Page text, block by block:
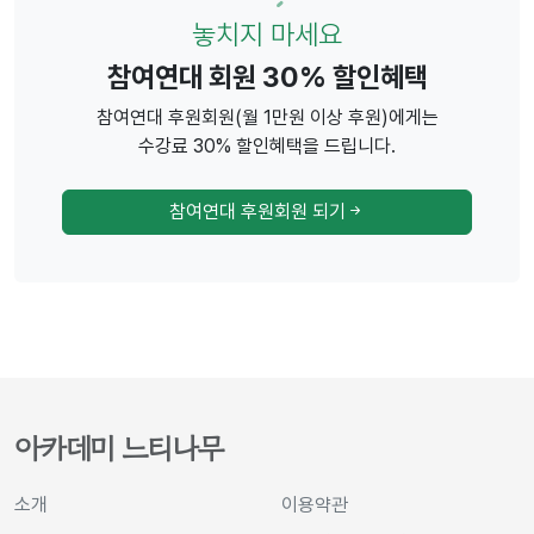
놓치지 마세요
참여연대 회원 30% 할인혜택
참여연대 후원회원(월 1만원 이상 후원)에게는
수강료 30% 할인혜택을 드립니다.
참여연대 후원회원 되기
아카데미 느티나무
소개
이용약관